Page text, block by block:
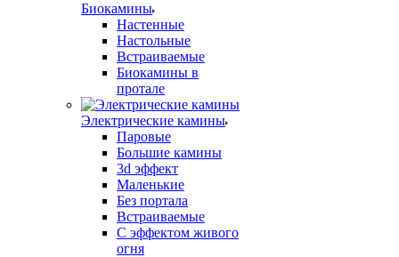
Биокамины
Настенные
Настольные
Встраиваемые
Биокамины в
протале
Электрические камины
Паровые
Большие камины
3d эффект
Маленькие
Без портала
Встраиваемые
С эффектом живого
огня